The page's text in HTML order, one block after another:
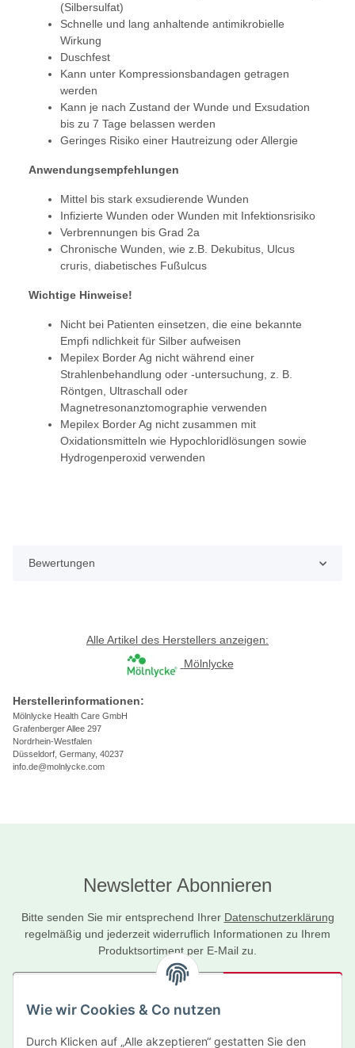
Wie wir Cookies & Co nutzen
Durch Klicken auf „Alle akzeptieren“ gestatten Sie den
(Silbersulfat)
Schnelle und lang anhaltende antimikrobielle
Wirkung
Duschfest
Kann unter Kompressionsbandagen getragen
werden
Kann je nach Zustand der Wunde und Exsudation
bis zu 7 Tage belassen werden
Geringes Risiko einer Hautreizung oder Allergie
Anwendungsempfehlungen
Mittel bis stark exsudierende Wunden
Infizierte Wunden oder Wunden mit Infektionsrisiko
Verbrennungen bis Grad 2a
Chronische Wunden, wie z.B. Dekubitus, Ulcus
cruris, diabetisches Fußulcus
Wichtige Hinweise!
Nicht bei Patienten einsetzen, die eine bekannte
Empfi ndlichkeit für Silber aufweisen
Mepilex Border Ag nicht während einer
Strahlenbehandlung oder -untersuchung, z. B.
Röntgen, Ultraschall oder
Magnetresonanztomographie verwenden
Mepilex Border Ag nicht zusammen mit
Oxidationsmitteln wie Hypochloridlösungen sowie
Hydrogenperoxid verwenden
Bewertungen
Alle Artikel des Herstellers anzeigen:
Mölnlycke
Herstellerinformationen:
Mölnlycke Health Care GmbH
Grafenberger Allee 297
Nordrhein-Westfalen
Düsseldorf, Germany, 40237
info.de@molnlycke.com
Newsletter Abonnieren
Bitte senden Sie mir entsprechend Ihrer Datenschutzerklärung
regelmäßig und jederzeit widerruflich Informationen zu Ihrem
Produktsortiment per E-Mail zu.
Newsletter Abonnieren